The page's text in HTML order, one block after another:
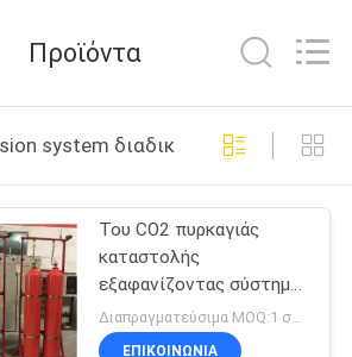
Προϊόντα
system διαδικτυακή κατασκευή
Του CO2 πυρκαγιάς
καταστολής
εξαφανίζοντας σύστημα
42kg του CO2
συστημάτων σταθερό
Διαπραγματεύσιμα MOQ:1 σύνολο
ΕΠΙΚΟΙΝΩΝΊΑ